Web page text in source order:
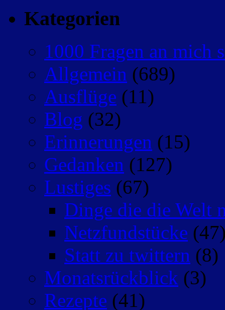
Kategorien
1000 Fragen an mich
Allgemein (689)
Ausflüge (11)
Blog (32)
Erinnerungen (15)
Gedanken (127)
Lustiges (67)
Dinge die die Welt
Netzfundstücke
Statt zu twittern (8)
Monatsrückblick (3)
Rezepte (41)